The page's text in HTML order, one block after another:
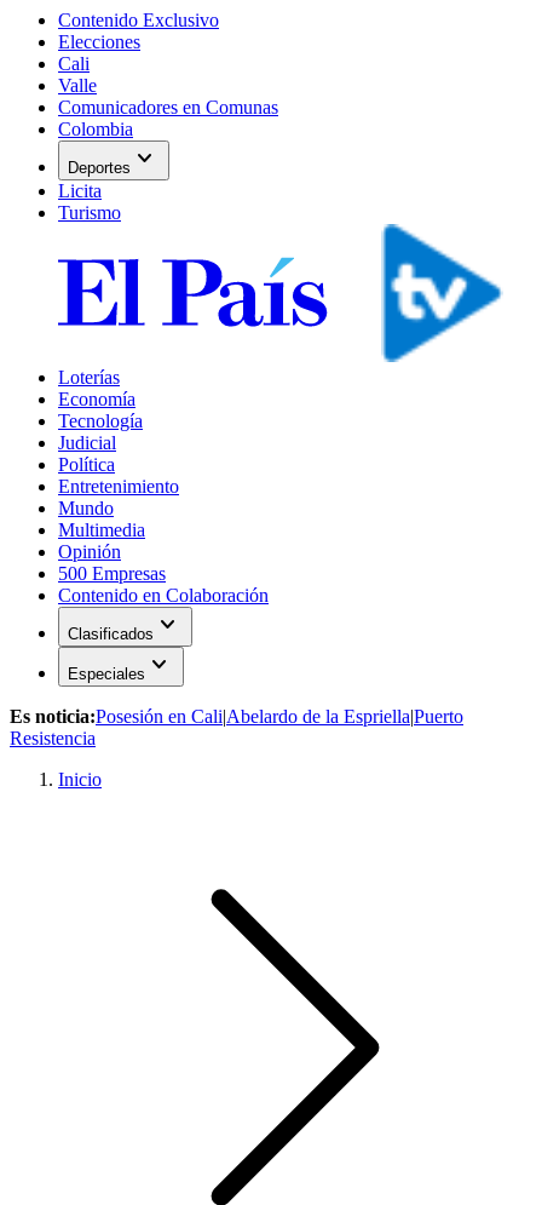
Contenido Exclusivo
Elecciones
Cali
Valle
Comunicadores en Comunas
Colombia
Deportes expand_more
Licita
Turismo
Loterías
Economía
Tecnología
Judicial
Política
Entretenimiento
Mundo
Multimedia
Opinión
500 Empresas
Contenido en Colaboración
Clasificados expand_more
Especiales expand_more
Es noticia:Posesión en Cali|Abelardo de la Espriella|Puerto
Resistencia
Inicio